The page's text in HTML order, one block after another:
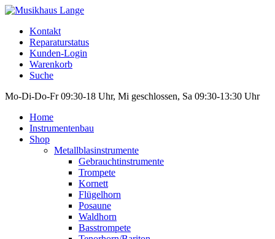
Kontakt
Reparaturstatus
Kunden-Login
Warenkorb
Suche
Mo-Di-Do-Fr 09:30-18 Uhr, Mi geschlossen, Sa 09:30-13:30 Uhr
Home
Instrumentenbau
Shop
Metallblasinstrumente
Gebrauchtinstrumente
Trompete
Kornett
Flügelhorn
Posaune
Waldhorn
Basstrompete